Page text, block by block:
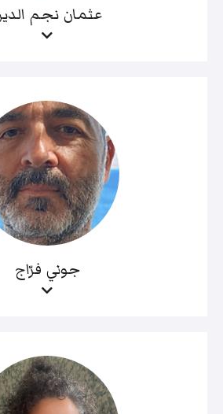
عثمان نجم
جوني فرّاج